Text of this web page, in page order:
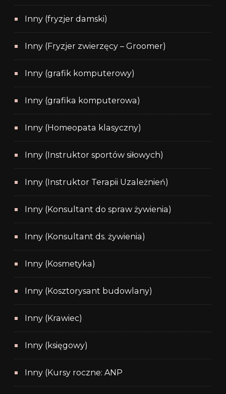
Inny (fryzjer damski)
Inny (Fryzjer zwierzęcy – Groomer)
Inny (grafik komputerowy)
Inny (grafika komputerowa)
Inny (Homeopata klasyczny)
Inny (Instruktor sportów siłowych)
Inny (Instruktor Terapii Uzależnień)
Inny (Konsultant do spraw żywienia)
Inny (Konsultant ds. żywienia)
Inny (Kosmetyka)
Inny (Kosztorysant budowlany)
Inny (Krawiec)
Inny (księgowy)
Inny (Kursy roczne: ANP